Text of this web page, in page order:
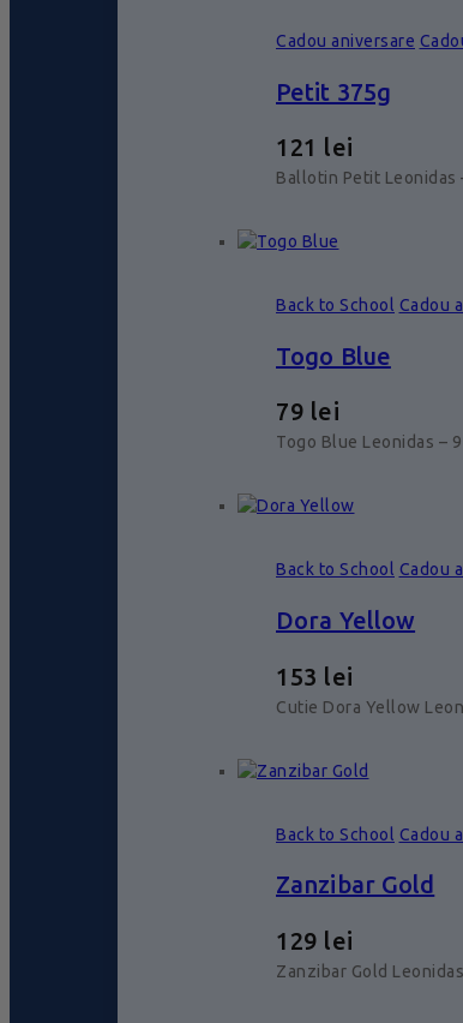
Cadou aniversare
Petit 375g
121 lei
Ballotin Petit
Back to School Cadou
Togo Blue
79 lei
Togo Blue Leonidas –
Back to School Cadou
Dora Yellow
153 lei
Cutie Dora Yellow
Back to School Cadou
Zanzibar Gold
129 lei
Zanzibar Gold